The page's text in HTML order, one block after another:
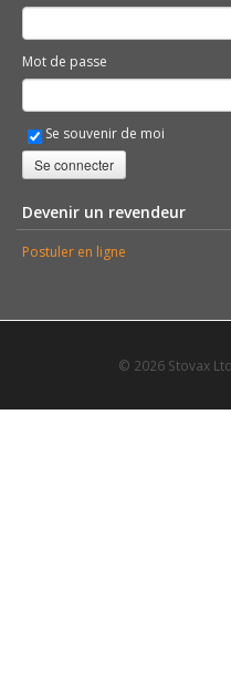
Mot de passe
Se souvenir de moi
Se connecter
Devenir un revendeur
Postuler en ligne
© 2026 Stovax